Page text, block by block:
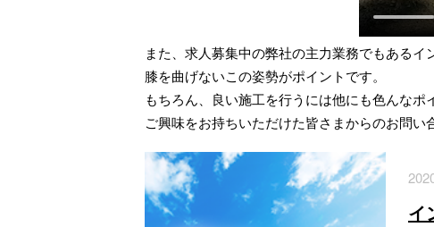
また、求人募集中の弊社の主力業務でもあるイ
膝を曲げないこの姿勢がポイントです。
もちろん、良い施工を行うには他にも色んな
ご興味をお持ちいただけた皆さまからのお問い
イ